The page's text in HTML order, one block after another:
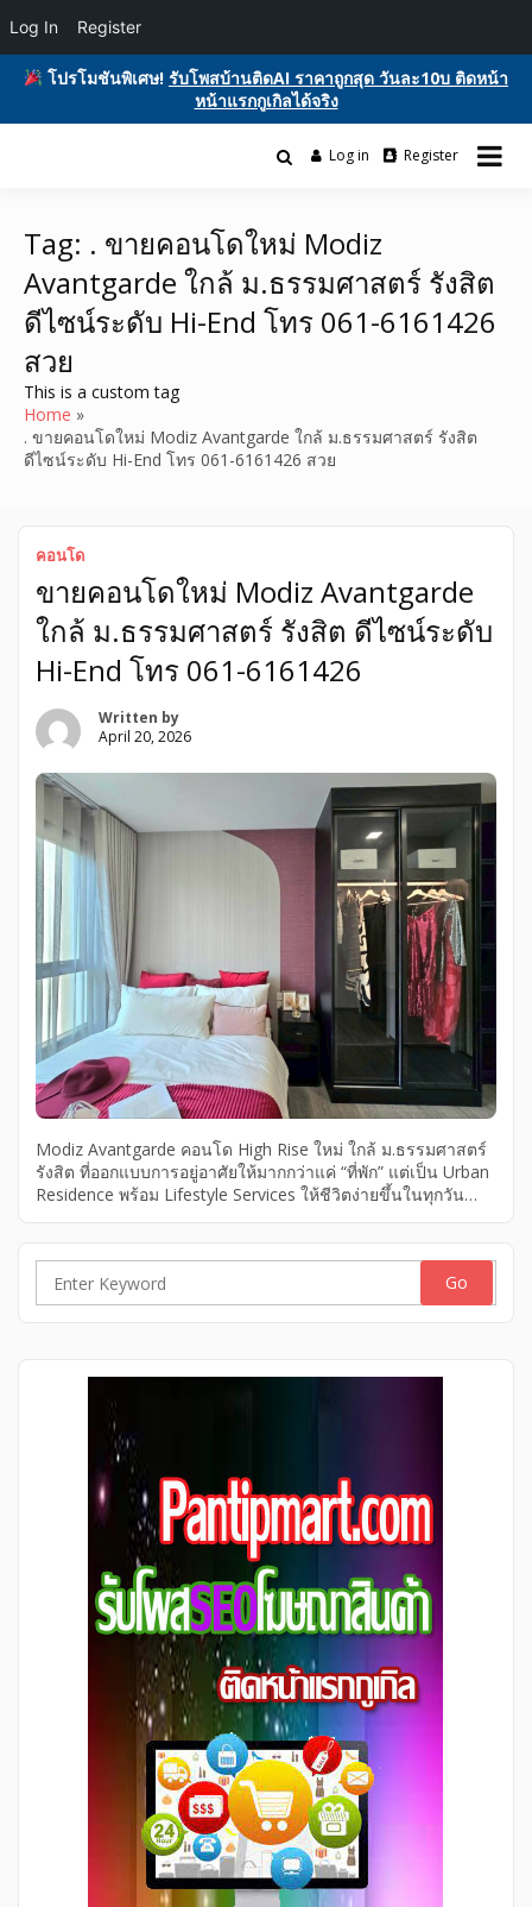
โปรโมชันพิเศษ! รับโพสบ้านติดAI ราคาถูกสุด วันละ10บ ติดหน้า
หน้าแรกกูเกิลได้จริง
หน้าแรกกูเกิล ฟรีประกาศขายบ้านที่ดิน
อสังหา ของมือสอง รถยนต์ สินค้าและ
บริการ
รับโพสต์เว็บบอร์ด ติดAI ตลาดซื้อขาย ฟรีประกาศ ติดgooglesหน้า1ฟรี
Log in Register
Tag: . ขายคอนโดใหม่ Modiz
Avantgarde ใกล้ ม.ธรรมศาสตร์ รังสิต
ดีไซน์ระดับ Hi-End โทร 061-6161426
สวย
This is a custom tag
Home
. ขายคอนโดใหม่ Modiz Avantgarde ใกล้ ม.ธรรมศาสตร์ รังสิต
ดีไซน์ระดับ Hi-End โทร 061-6161426 สวย
คอนโด
ขายคอนโดใหม่ Modiz Avantgarde
ใกล้ ม.ธรรมศาสตร์ รังสิต ดีไซน์ระดับ
Hi-End โทร 061-6161426
Written by
April 20, 2026
Modiz Avantgarde คอนโด High Rise ใหม่ ใกล้ ม.ธรรมศาสตร์
รังสิต ที่ออกแบบการอยู่อาศัยให้มากกว่าแค่ “ที่พัก” แต่เป็น Urban
Residence พร้อม Lifestyle Services ให้ชีวิตง่ายขึ้นในทุกวัน
Robot รับของถึงหน้าห้อง AC Maintenance บริการดูแลเครื่อง
ปรับอากาศ Modiz Avantgarde คอนโดใหม่ ม.ธรรมศาสตร์
รังสิต​ ส่วนกลาง 3 ชั้น ยกระดับชีวิตให้เหนือกว่าใคร พร้อม
เพจ สอบถามรายละเอียดเพิ่มเติมหรือนัดหมายเข้าชมโครงการ
Search
Log In Register